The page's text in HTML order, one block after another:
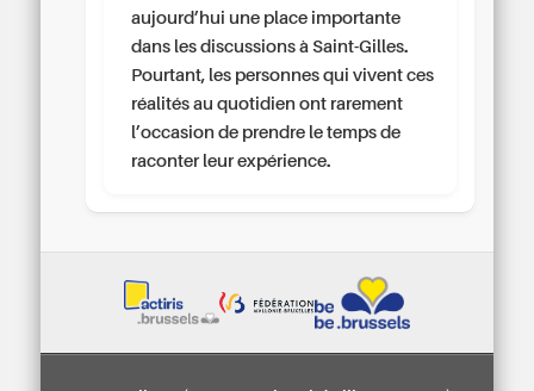
aujourd’hui une place importante
dans les discussions à Saint-Gilles.
Pourtant, les personnes qui vivent ces
réalités au quotidien ont rarement
l’occasion de prendre le temps de
raconter leur expérience.